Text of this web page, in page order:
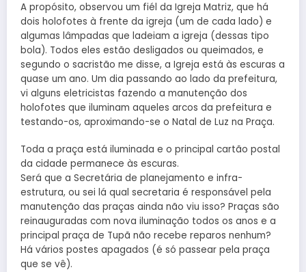
A propósito, observou um fiél da Igreja Matriz, que há
dois holofotes à frente da igreja (um de cada lado) e
algumas lâmpadas que ladeiam a igreja (dessas tipo
bola). Todos eles estão desligados ou queimados, e
segundo o sacristão me disse, a Igreja está às escuras a
quase um ano. Um dia passando ao lado da prefeitura,
vi alguns eletricistas fazendo a manutenção dos
holofotes que iluminam aqueles arcos da prefeitura e
testando-os, aproximando-se o Natal de Luz na Praça.
Toda a praça está iluminada e o principal cartão postal
da cidade permanece às escuras.
Será que a Secretária de planejamento e infra-
estrutura, ou sei lá qual secretaria é responsável pela
manutenção das praças ainda não viu isso? Praças são
reinauguradas com nova iluminação todos os anos e a
principal praça de Tupã não recebe reparos nenhum?
Há vários postes apagados (é só passear pela praça
que se vê).